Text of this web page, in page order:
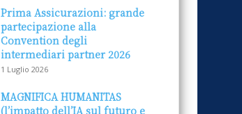
Prima Assicurazioni: grande
partecipazione alla
Convention degli
intermediari partner 2026
1 Luglio 2026
MAGNIFICA HUMANITAS
(l’impatto dell’IA sul futuro e